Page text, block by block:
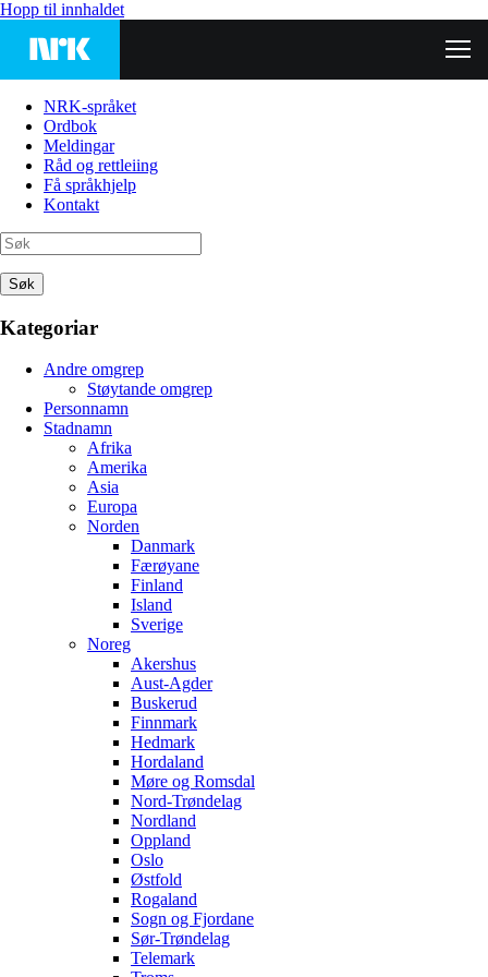
Hopp til innhaldet
NRK-språket
Ordbok
Meldingar
Råd og rettleiing
Få språkhjelp
Kontakt
Søk
Kategoriar
Andre omgrep
Støytande omgrep
Personnamn
Stadnamn
Afrika
Amerika
Asia
Europa
Norden
Danmark
Færøyane
Finland
Island
Sverige
Noreg
Akershus
Aust-Agder
Buskerud
Finnmark
Hedmark
Hordaland
Møre og Romsdal
Nord-Trøndelag
Nordland
Oppland
Oslo
Østfold
Rogaland
Sogn og Fjordane
Sør-Trøndelag
Telemark